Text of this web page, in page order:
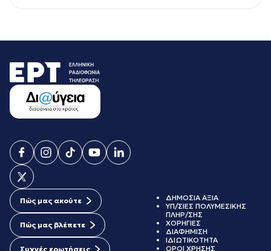
Πώς μας ακούτε
Πώς μας βλέπετε
Συχνές ερωτήσεις
ΔΗΜΟΣΙΑ ΑΞΙΑ
ΥΠ/ΣΙΕΣ ΠΟΛΥΜΕΣΙΚΗΣ
ΠΛΗΡ/ΣΗΣ
ΧΟΡΗΓΙΕΣ
ΔΙΑΦΗΜΙΣΗ
ΙΔΙΩΤΙΚΟΤΗΤΑ
ΟΡΟΙ ΧΡΗΣΗΣ